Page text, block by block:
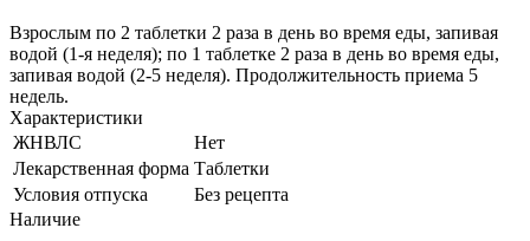
Взрослым по 2 таблетки 2 раза в день во время еды, запивая
водой (1-я неделя); по 1 таблетке 2 раза в день во время еды,
запивая водой (2-5 неделя). Продолжительность приема 5
недель.
Характеристики
ЖНВЛС
Нет
Лекарственная форма Таблетки
Условия отпуска
Без рецепта
Наличие